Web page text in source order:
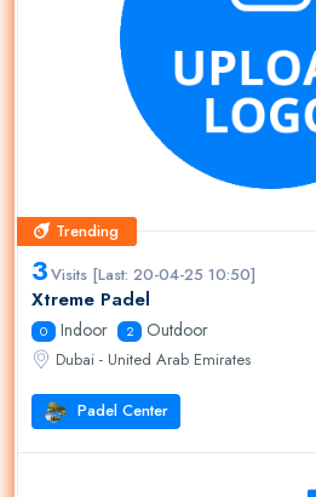
Trending
Trending
3Visits [Last: 20-04-25 10:50]
Xtreme Padel
0 Indoor 2 Outdoor
Dubai - United Arab Emirates
Padel Center